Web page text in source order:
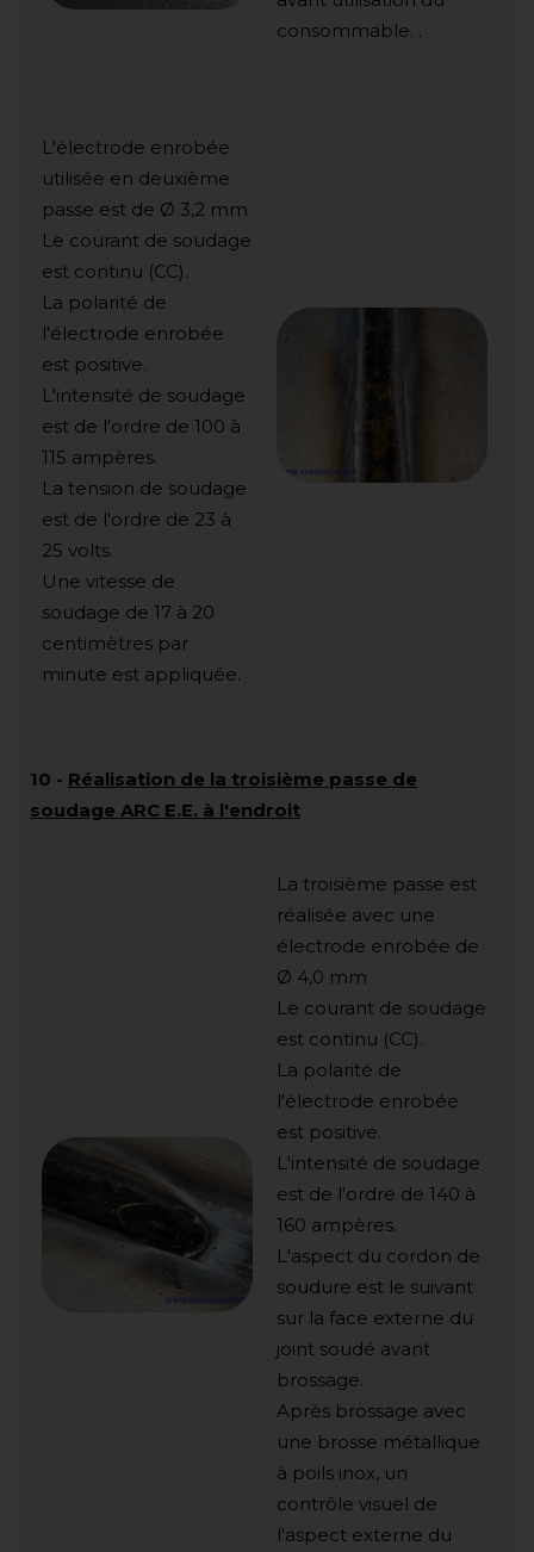
consommable. .
L'électrode enrobée
utilisée en deuxième
passe est de Ø 3,2 mm
Le courant de soudage
est continu (CC).
La polarité de
l'électrode enrobée
est positive.
L'intensité de soudage
est de l'ordre de 100 à
115 ampères.
La tension de soudage
est de l'ordre de 23 à
25 volts.
Une vitesse de
soudage de 17 à 20
centimètres par
minute est appliquée.
10 - Réalisation de la troisième passe de
soudage ARC E.E. à l'endroit
La troisième passe est
réalisée avec une
électrode enrobée de
Ø 4,0 mm
Le courant de soudage
est continu (CC).
La polarité de
l'électrode enrobée
est positive.
L'intensité de soudage
est de l'ordre de 140 à
160 ampères.
L'aspect du cordon de
soudure est le suivant
sur la face externe du
joint soudé avant
brossage.
Après brossage avec
une brosse métallique
à poils inox, un
contrôle visuel de
l'aspect externe du